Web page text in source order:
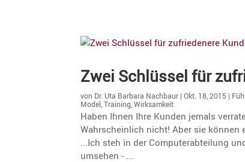
Zwei Schlüssel für
von Dr. Uta Barbara Nachbaur |Okt. 18, 2015 |
Model ,Training ,Wirksamkeit
Haben Ihnen Ihre Kunden jemals
Wahrscheinlich nicht! Aber sie können
...Ich steh in der Computerabteilung
umsehen - ...